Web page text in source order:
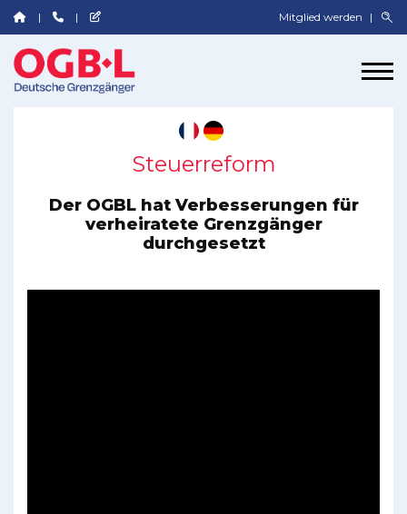
Mitglied werden
Steuerreform
Der OGBL hat Verbesserungen für
verheiratete Grenzgänger
durchgesetzt